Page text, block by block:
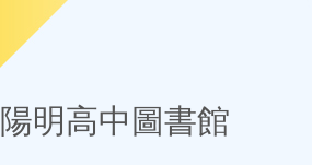
陽明高中圖書館